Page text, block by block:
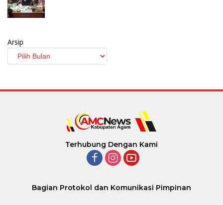
Arsip
Terhubung Dengan Kami
Bagian Protokol dan Komunikasi Pimpinan